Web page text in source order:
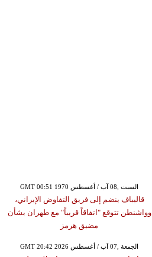
GMT 00:51 1970 السبت ,08 آب / أغسطس
قاليباف ينضم إلى فريق التفاوض الإيراني،
وواشنطن تتوقع "اتفاقاً قريباً" مع طهران بشأن
مضيق هرمز
GMT 20:42 2026 الجمعة ,07 آب / أغسطس